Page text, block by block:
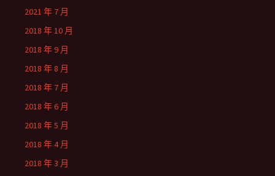
2021 年 7 月
2018 年 10 月
2018 年 9 月
2018 年 8 月
2018 年 7 月
2018 年 6 月
2018 年 5 月
2018 年 4 月
2018 年 3 月